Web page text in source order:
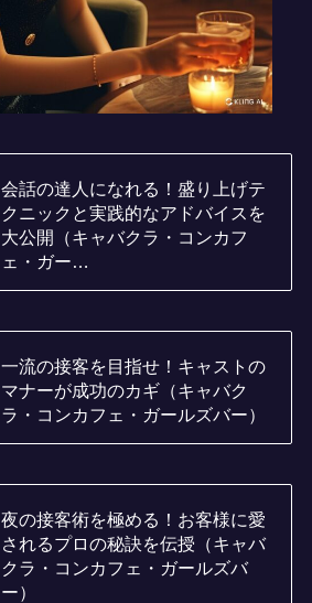
会話の達人になれる！盛り上げテ
クニックと実践的なアドバイスを
大公開（キャバクラ・コンカフ
ェ・ガー…
一流の接客を目指せ！キャストの
マナーが成功のカギ（キャバク
ラ・コンカフェ・ガールズバー）
夜の接客術を極める！お客様に愛
されるプロの秘訣を伝授（キャバ
クラ・コンカフェ・ガールズバ
ー）